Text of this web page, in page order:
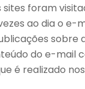
sites foram
ao dia o e-
sobre
do e-mail
é realizado